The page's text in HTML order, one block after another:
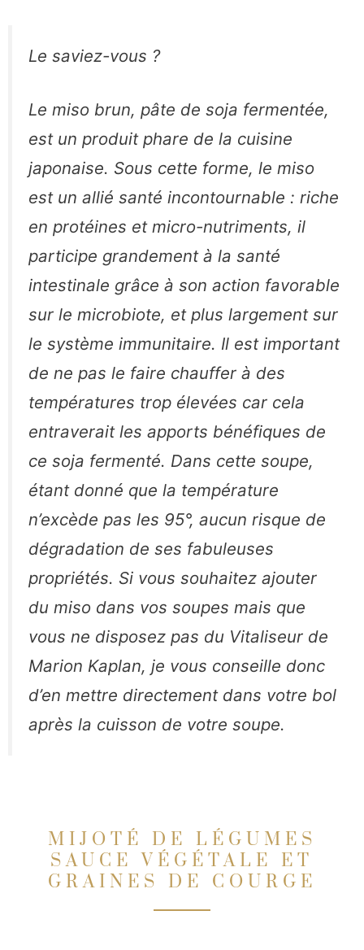
Le saviez-vous ?
Le miso brun, pâte de soja fermentée,
est un produit phare de la cuisine
japonaise. Sous cette forme, le miso
est un allié santé incontournable : riche
en protéines et micro-nutriments, il
participe grandement à la santé
intestinale grâce à son action favorable
sur le microbiote, et plus largement sur
le système immunitaire. Il est important
de ne pas le faire chauffer à des
températures trop élevées car cela
entraverait les apports bénéfiques de
ce soja fermenté. Dans cette soupe,
étant donné que la température
n’excède pas les 95°, aucun risque de
dégradation de ses fabuleuses
propriétés. Si vous souhaitez ajouter
du miso dans vos soupes mais que
vous ne disposez pas du Vitaliseur de
Marion Kaplan, je vous conseille donc
d’en mettre directement dans votre bol
après la cuisson de votre soupe.
MIJOTÉ DE LÉGUMES
SAUCE VÉGÉTALE ET
GRAINES DE COURGE